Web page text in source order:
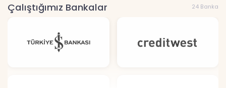
Çalıştığımız Bankalar 24 Banka